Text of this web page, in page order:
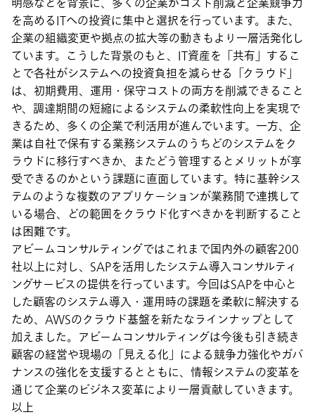
明感などを背景に、多くの企業がコスト削減と企業競争力
を高めるITへの投資に集中と選択を行っています。また、
企業の組織変更や拠点の拡大等の動きもより一層活発化し
ています。こうした背景のもと、IT資産を「共有」するこ
とで各社がシステムへの投資負担を減らせる「クラウド」
は、初期費用、運用・保守コストの両方を削減できること
や、調達期間の短縮によるシステムの柔軟性向上を実現で
きるため、多くの企業で利活用が進んでいます。一方、企
業は自社で保有する業務システムのうちどのシステムをク
ラウドに移行すべきか、またどう管理するとメリットが享
受できるのかという課題に直面しています。特に基幹シス
テムのような複数のアプリケーションが業務間で連携して
いる場合、どの範囲をクラウド化すべきかを判断すること
は困難です。
アビームコンサルティングではこれまで国内外の顧客200
社以上に対し、SAPを活用したシステム導入コンサルティ
ングサービスの提供を行っています。今回はSAPを中心と
した顧客のシステム導入・運用時の課題を柔軟に解決する
ため、AWSのクラウド基盤を新たなラインナップとして
加えました。アビームコンサルティングは今後も引き続き
顧客の経営や現場の「見える化」による競争力強化やガバ
ナンスの強化を支援するとともに、情報システムの変革を
通じて企業のビジネス変革により一層貢献していきます。
以上